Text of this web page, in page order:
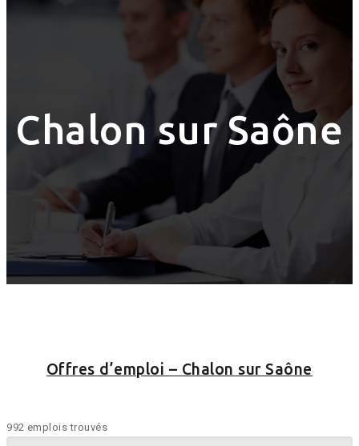
Chalon sur Saône
Offres d’emploi – Chalon sur Saône
992 emplois trouvés